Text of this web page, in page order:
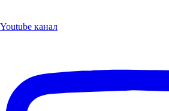
Youtube канал